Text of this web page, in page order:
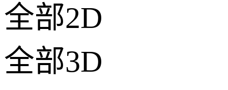
全部2D
全部3D